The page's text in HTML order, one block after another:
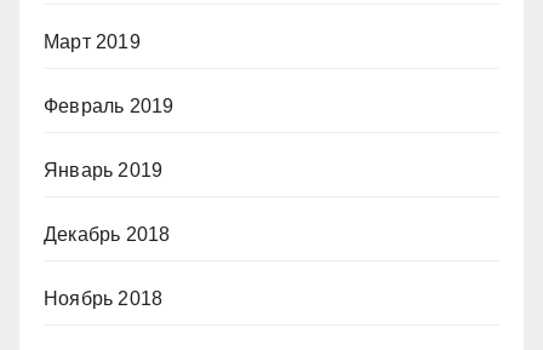
Март 2019
Февраль 2019
Январь 2019
Декабрь 2018
Ноябрь 2018